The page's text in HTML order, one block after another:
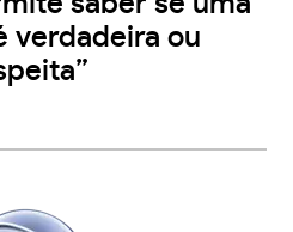
verdadeira ou